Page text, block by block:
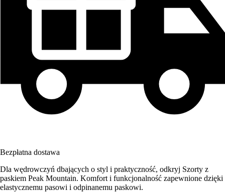
Bezpłatna dostawa
Dla wędrowczyń dbających o styl i praktyczność, odkryj Szorty z
paskiem Peak Mountain. Komfort i funkcjonalność zapewnione dzięki
elastycznemu pasowi i odpinanemu paskowi.